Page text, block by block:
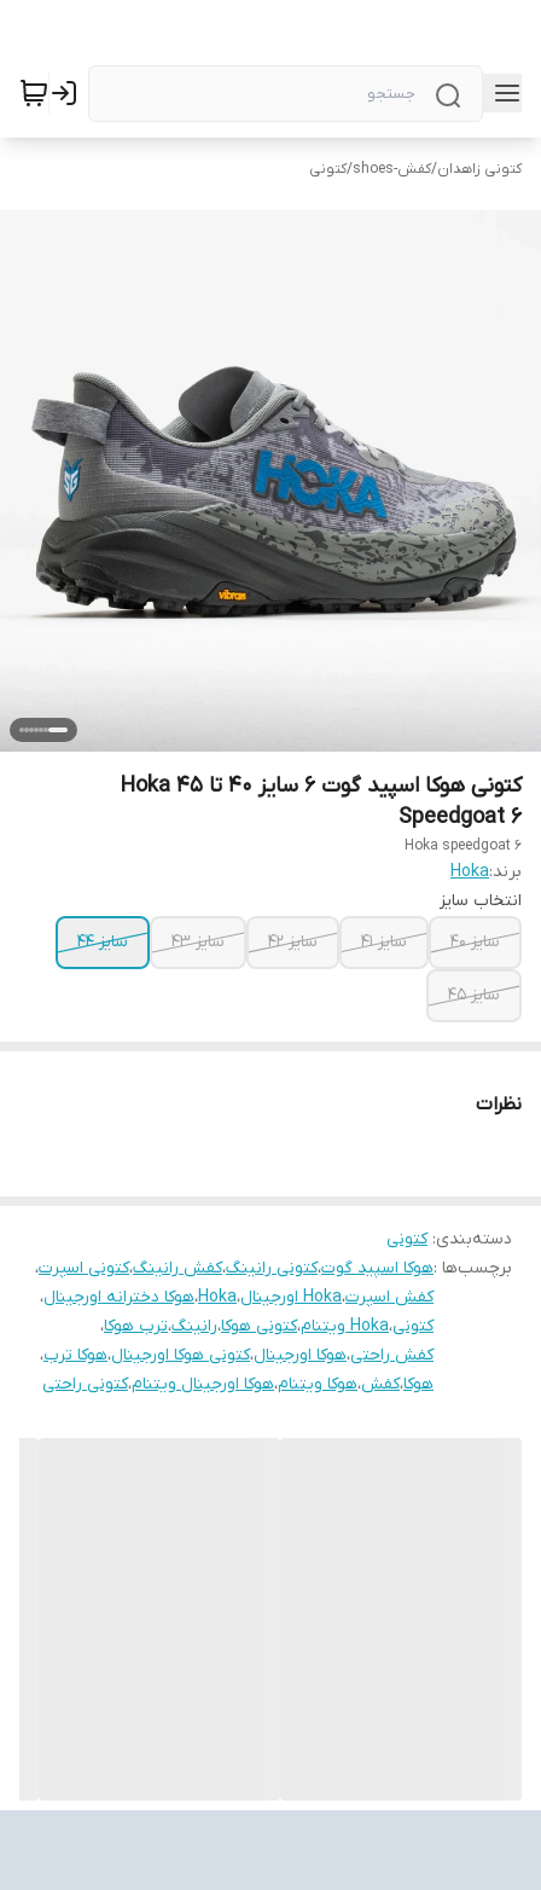
کتونی زاهدان/کفش-shoes /کتونی
کتونی هوکا اسپید گوت 6 سایز ۴۰ تا ۴۵ Hoka
Speedgoat 6
Hoka speedgoat 6
برند:Hoka
انتخاب سایز
سایز ۴۰
سایز ۴۱ سایز ۴۲ سایز ۴۳ سایز ۴۴
سایز ۴۵
نظرات
دسته‌بندی:کتونی
برچسب‌ها :هوکا اسپید گوت،کتونی رانینگ،کفش رانینگ،کتونی اسپرت،
کفش اسپرت،Hoka اورجینال ،Hoka،هوکا دخترانه اورجینال،
کتونی،Hoka ویتنام ،کتونی هوکا،رانینگ،ترب هوکا،
کفش راحتی،هوکا اورجینال،کتونی هوکا اورجینال،هوکا ترب،
هوکا،کفش،هوکا ویتنام،هوکا اورجینال ویتنام،کتونی راحتی